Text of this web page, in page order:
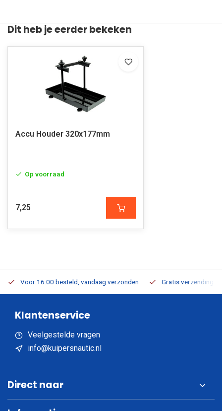
Dit heb je eerder bekeken
Accu Houder 320x177mm
Op voorraad
7,25
Voor 16:00 besteld, vandaag verzonden Gratis verzending
Klantenservice
Veelgestelde vragen
info@kuipersnautic.nl
Direct naar